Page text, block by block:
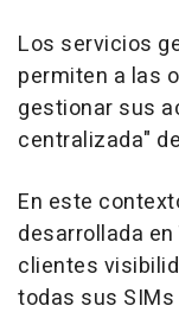
Los servicios
permiten a las
gestionar sus
centralizada"
En este
desarrollada
clientes
todas sus